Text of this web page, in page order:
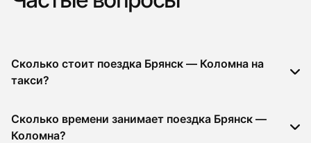
Сколько стоит поездка Брянск — Коломна на
такси?
Сколько времени занимает поездка Брянск —
Коломна?